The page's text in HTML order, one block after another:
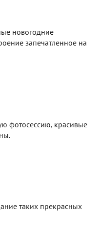
новогодние
запечатленное на
фотосессию, красивые
таких прекрасных